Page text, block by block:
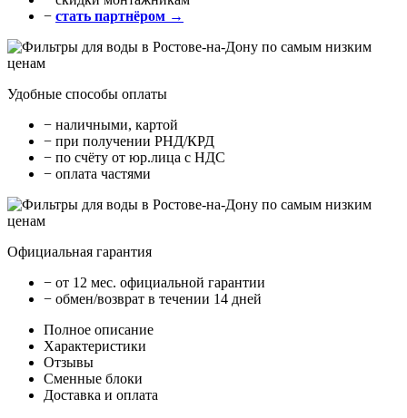
− стать партнёром →
Удобные способы оплаты
− наличными, картой
− при получении РНД/КРД
− по счёту от юр.лица с НДС
− оплата частями
Официальная гарантия
− от 12 мес. официальной гарантии
− обмен/возврат в течении 14 дней
Полное описание
Характеристики
Отзывы
Сменные блоки
Доставка и оплата